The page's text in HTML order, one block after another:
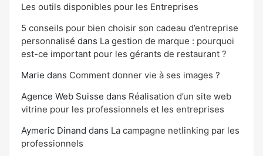
Les outils disponibles pour les Entreprises
5 conseils pour bien choisir son cadeau d’entreprise
personnalisé dans La gestion de marque : pourquoi
est-ce important pour les gérants de restaurant ?
Marie dans Comment donner vie à ses images ?
Agence Web Suisse dans Réalisation d’un site web
vitrine pour les professionnels et les entreprises
Aymeric Dinand dans La campagne netlinking par les
professionnels